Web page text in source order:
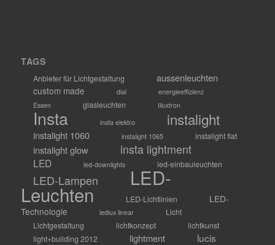
TAGS
Anbieter für Lichtgestaltung aussenleuchten
custom made dial
energieeffizienz
Essen
glasleuchten Illuxtron
Insta insta elektro instalight
instalight 1060 instalight 1065 instalight flat
instalight glow insta lightment
LED led-downlights led-einbauleuchten
LED-Lampen LED-
Leuchten LED-Lichtlinien
LED-
Technologie
ledlux linear
Licht
Lichtgestaltung
lichtkonzept
lichtkunst
light+building 2012
lightment
lucis